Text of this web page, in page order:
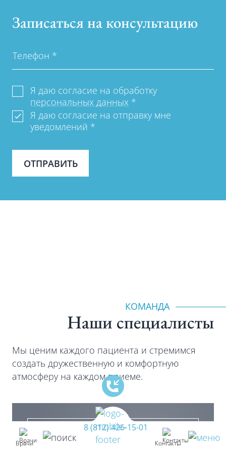
Записаться на консультацию
Телефон *
Я даю согласие на обработку
персональных данных *
Я даю согласие на отправку мне
уведомлений *
ОТПРАВИТЬ
КОМАНДА
Наши специалиcты
Мы ценим каждого пациента и стремимся
создать дружественную и комфортную
атмосферу на каждом приеме.
Врачи
8 (812) 426-15-01
Контакты